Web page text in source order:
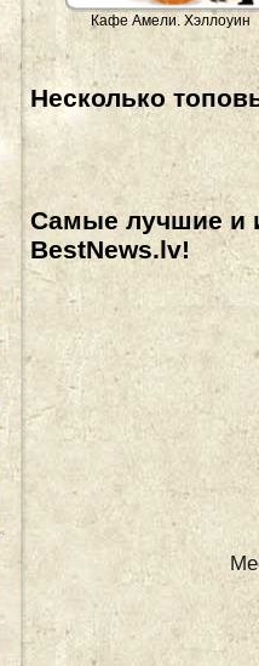
Кафе Амели. Хэллоуин
Несколько
Самые лучшие и
BestNews.lv!